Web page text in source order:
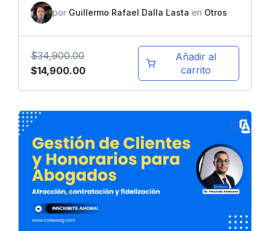
por Guillermo Rafael Dalla Lasta en Otros
$34,900.00
El
era:
$14,900.00El
es:
Añadir al
carrito